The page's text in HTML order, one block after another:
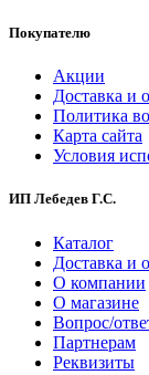
Покупателю
Акции
Доставка и
Политика
Карта сайта
Условия
ИП Лебедев Г.С.
Каталог
Доставка и
О компании
О магазине
Вопрос/
Партнерам
Реквизиты